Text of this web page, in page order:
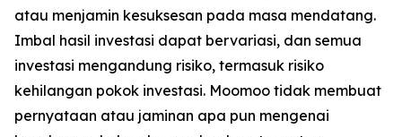
atau menjamin kesuksesan pada masa mendatang.
Imbal hasil investasi dapat bervariasi, dan semua
investasi mengandung risiko, termasuk risiko
kehilangan pokok investasi. Moomoo tidak membuat
pernyataan atau jaminan apa pun mengenai